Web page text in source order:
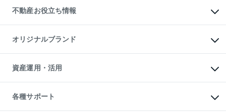
貸すガイド
事業用不動産
マンション投資
投資用マンション
アパート経営
収益物件
ビル購入（ビル一棟）
投資用不動産の売却査定
事業用不動産の売却査定
不動産お役立ち情報
マンションライブラリー
人気マンションランキング
暮らしに役立つ不動産メディア
不動産相場・不動産価格情報
不動産コラム・ニュース
不動産用語集
不動産なんでもネット相談室
住まいの税金
オリジナルブランド
一棟リノベーションマンション
L`GENTE（ルジェンテ）
区分リノベーションマンション
投資用一棟レジデンスWELL
資産運用・活用
不動産M&A
アセットマネジメント・出資
各種サポート